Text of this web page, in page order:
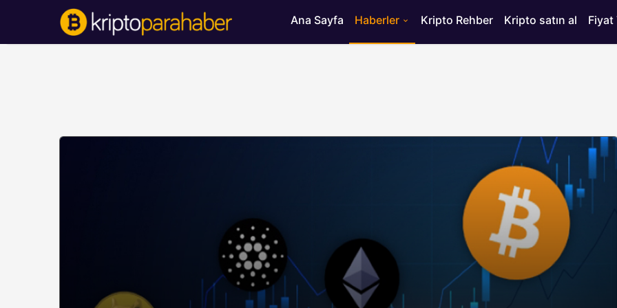
Ana Sayfa Haberler Kripto Rehber Kripto satın al Fiyat
BITCOIN HABERLERI HABERLER